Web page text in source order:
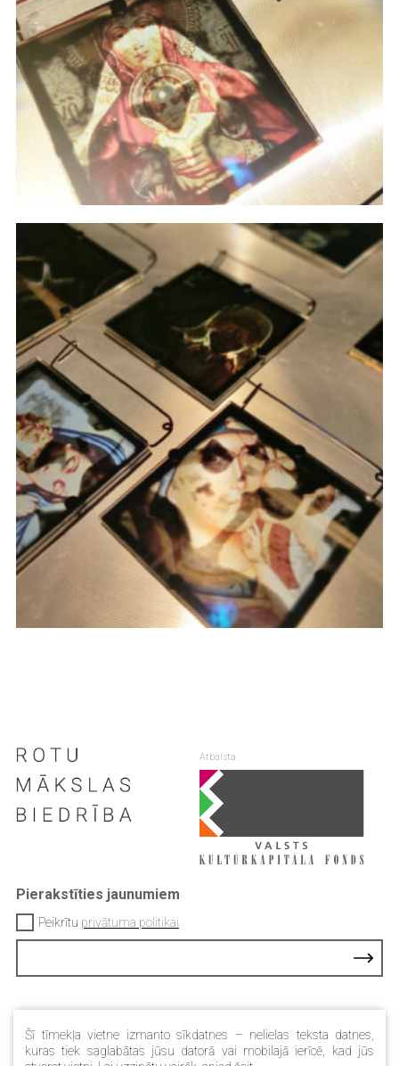
Atbalsta:
Pierakstīties jaunumiem
Peikrītu privātuma politikai
Privātuma Politika
Šī tīmekļa vietne izmanto sīkdatnes – nelielas teksta datnes,
kuras tiek saglabātas jūsu datorā vai mobilajā ierīcē, kad jūs